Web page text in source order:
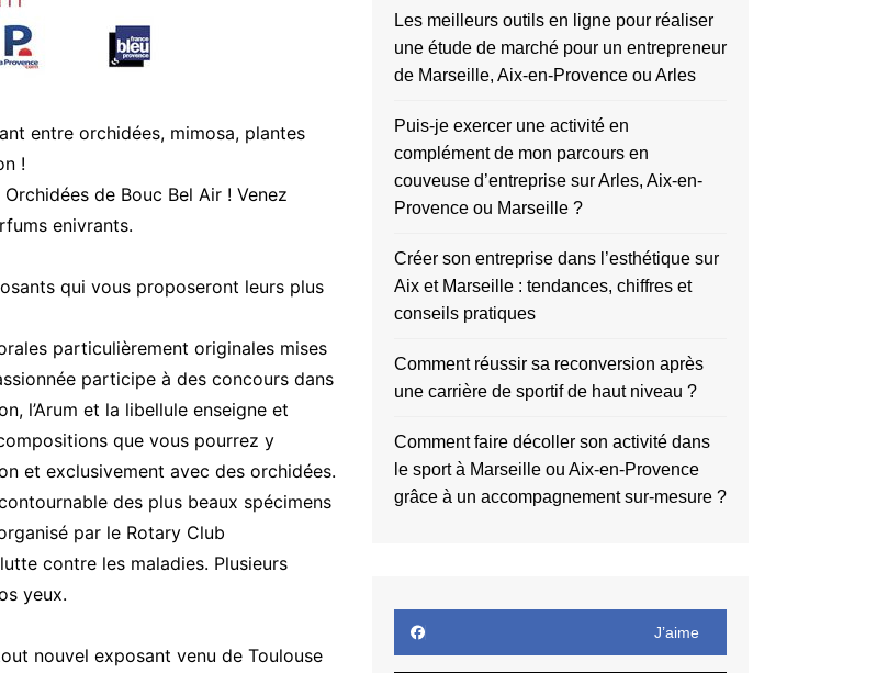
entre orchidées, mimosa, plantes
!
de Bouc Bel Air ! Venez
enivrants.
qui vous proposeront leurs plus
particulièrement originales mises
participe à des concours dans
l’Arum et la libellule enseigne et
que vous pourrez y
et exclusivement avec des orchidées.
des plus beaux spécimens
par le Rotary Club
contre les maladies. Plusieurs
yeux.
nouvel exposant venu de Toulouse
Les meilleurs outils en ligne pour réaliser
une étude de marché pour un entrepreneur
de Marseille, Aix-en-Provence ou Arles
Puis-je exercer une activité en
complément de mon parcours en
couveuse d’entreprise sur Arles, Aix-en-
Provence ou Marseille ?
Créer son entreprise dans l’esthétique sur
Aix et Marseille : tendances, chiffres et
conseils pratiques
Comment réussir sa reconversion après
une carrière de sportif de haut niveau ?
Comment faire décoller son activité dans
le sport à Marseille ou Aix-en-Provence
grâce à un accompagnement sur-mesure ?
J’aime